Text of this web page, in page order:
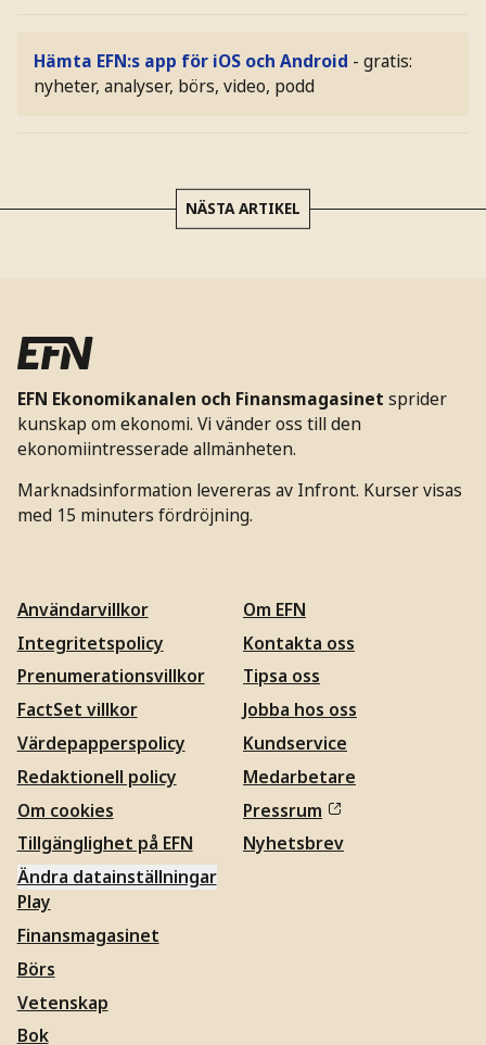
Hämta EFN:s app för iOS och Android - gratis:
nyheter, analyser, börs, video, podd
NÄSTA ARTIKEL
EFN Ekonomikanalen och Finansmagasinet sprider
kunskap om ekonomi. Vi vänder oss till den
ekonomiintresserade allmänheten.
Marknadsinformation levereras av Infront. Kurser visas
med 15 minuters fördröjning.
Användarvillkor
Integritetspolicy
Prenumerationsvillkor
FactSet villkor
Värdepapperspolicy
Redaktionell policy
Om cookies
Tillgänglighet på EFN
Ändra datainställningar
Om EFN
Kontakta oss
Tipsa oss
Jobba hos oss
Kundservice
Medarbetare
Pressrum
Nyhetsbrev
Play
Finansmagasinet
Börs
Vetenskap
Bok